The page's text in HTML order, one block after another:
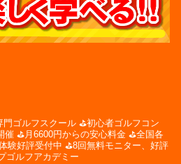
門ゴルフスクール ⛳️初心者ゴルフコン
催 ⛳️月6600円からの安心料金 ⛳️全国各
験好評受付中 ⛳️8回無料モニター、好評
ゴルフアカデミー